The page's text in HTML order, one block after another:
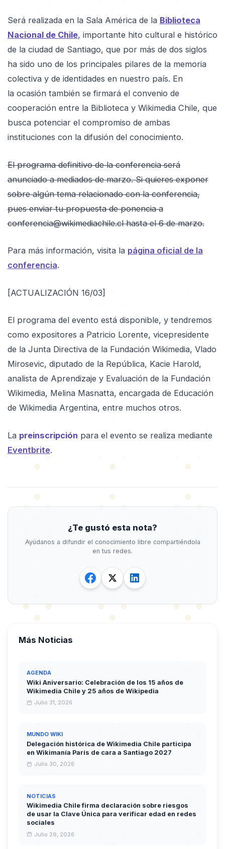
Será realizada en la Sala América de la Biblioteca
Nacional de Chile, importante hito cultural e histórico
de la ciudad de Santiago, que por más de dos siglos
ha sido uno de los principales pilares de la memoria
colectiva y de identidades en nuestro país. En
la ocasión también se firmará el convenio de
cooperación entre la Biblioteca y Wikimedia Chile, que
busca potenciar el compromiso de ambas
instituciones con la difusión del conocimiento.
El programa definitivo de la conferencia será
anunciado a mediados de marzo. Si quieres exponer
sobre algún tema relacionado con la conferencia,
pues enviar tu propuesta de ponencia a
conferencia@wikimediachile.cl hasta el 6 de marzo.
Para más información, visita la página oficial de la
conferencia.
[ACTUALIZACIÓN 16/03]
El programa del evento está disponible, y tendremos
como expositores a Patricio Lorente, vicepresidente
de la Junta Directiva de la Fundación Wikimedia, Vlado
Mirosevic, diputado de la República, Kacie Harold,
analista de Aprendizaje y Evaluación de la Fundación
Wikimedia, Melina Masnatta, encargada de Educación
de Wikimedia Argentina, entre muchos otros.
La preinscripción para el evento se realiza mediante
Eventbrite.
¿Te gustó esta nota?
Ayúdanos a difundir el conocimiento libre compartiéndola
en tus redes.
Más Noticias
AGENDA
Wiki Aniversario: Celebración de los 15 años de
Wikimedia Chile y 25 años de Wikipedia
Julio 31, 2026
MUNDO WIKI
Delegación histórica de Wikimedia Chile participa
en Wikimanía París de cara a Santiago 2027
Julio 30, 2026
NOTICIAS
Wikimedia Chile firma declaración sobre riesgos
de usar la Clave Única para verificar edad en redes
sociales
Julio 29, 2026